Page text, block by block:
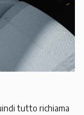
tutto richiama